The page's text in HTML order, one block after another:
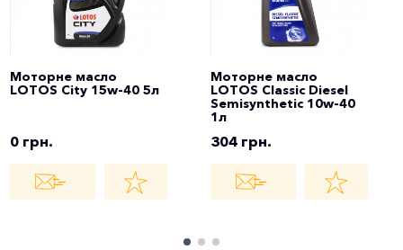
Моторне масло
LOTOS City 15w-40 5л
0 грн.
Моторне масло
LOTOS Classic Diesel
Semisynthetic 10w-40
1л
304 грн.